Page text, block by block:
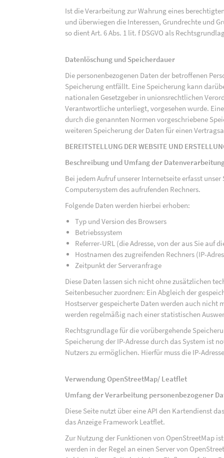
Ist die Verarbeitung zur Wahrung eines
und überwiegen die Interessen, Grundrechte und
so dient Art. 6 Abs. 1 lit. f DSGVO als
Datenlöschung und Speicherdauer
Die personenbezogenen Daten der betroffenen
Speicherung entfällt. Eine Speicherung kann
nationalen Gesetzgeber in unionsrechtlichen
Verantwortliche unterliegt, vorgesehen wurde.
durch die genannten Normen vorgeschriebene
weiteren Speicherung der Daten für einen
BEREITSTELLUNG DER WEBSITE UND
Beschreibung und Umfang der
Bei jedem Aufruf unserer Internetseite erfasst
Computersystem des aufrufenden Rechners.
Folgende Daten werden hierbei erhoben:
Typ und Version des Browsers
Betriebssystem
Referrer-URL (die Adresse, von der aus Sie auf
Hostnamen des zugreifenden Rechners (IP-
Zeitpunkt der Serveranfrage
Diese Daten lassen sich nicht ohne zusätzlichen
Seitenbesucher zuordnen: Ein Abgleich der
Hostserver gespeicherte Daten werden auch nicht
werden regelmäßig nach einer statistischen
Rechtsgrundlage für die vorübergehende
Speicherung der IP-Adresse durch das System ist
Nutzers zu ermöglichen. Hierfür muss die IP-
Verwendung OpenStreetMap/ Leatflet
Umfang der Verarbeitung personenbezogener
Diese Seite nutzt über eine API den Kartendienst
das Anzeige Framework Leatflet.
Zur Nutzung der Funktionen von OpenStreetMap
werden in der Regel an einen Server von